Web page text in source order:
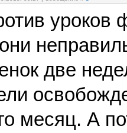
уроков
две
месяц. А